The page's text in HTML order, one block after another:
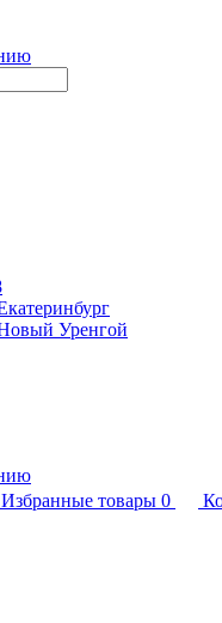
Уренгой
Избранные товары 0